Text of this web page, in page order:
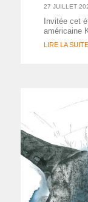
27 JUILLET
Invitée cet
américaine
LIRE LA SUITE